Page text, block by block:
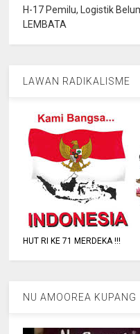
H-17 Pemilu, Logistik
LEMBATA
LAWAN RADIKALISME
HUT RI KE 71 MERDEKA !!!
NU AMOOREA KUPANG